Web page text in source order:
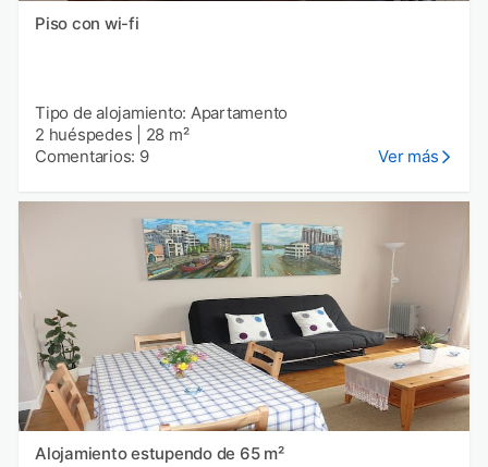
Piso con wi-fi
Tipo de alojamiento: Apartamento
2 huéspedes
28 m²
Comentarios: 9
Ver más
Alojamiento estupendo de 65 m²